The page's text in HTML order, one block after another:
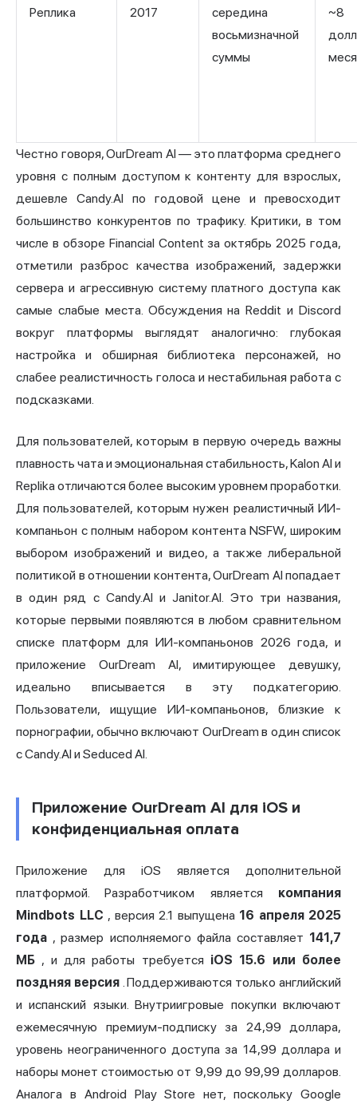
Реплика 2017
середина
восьмизначной
суммы
~8
Честно говоря, OurDream AI — это платформа среднего
уровня с полным доступом к контенту для взрослых,
дешевле Candy.AI по годовой цене и превосходит
большинство конкурентов по трафику. Критики, в том
числе в обзоре Financial Content за октябрь 2025 года,
отметили разброс качества изображений, задержки
сервера и агрессивную систему платного доступа как
самые слабые места. Обсуждения на Reddit и Discord
вокруг платформы выглядят аналогично: глубокая
настройка и обширная библиотека персонажей, но
слабее реалистичность голоса и нестабильная работа с
подсказками.
Для пользователей, которым в первую очередь важны
плавность чата и эмоциональная стабильность, Kalon AI и
Replika отличаются более высоким уровнем проработки.
Для пользователей, которым нужен реалистичный ИИ-
компаньон с полным набором контента NSFW, широким
выбором изображений и видео, а также либеральной
политикой в отношении контента, OurDream AI попадает
в один ряд с Candy.AI и Janitor.AI. Это три названия,
которые первыми появляются в любом сравнительном
списке платформ для ИИ-компаньонов 2026 года, и
приложение OurDream AI, имитирующее девушку,
идеально вписывается в эту подкатегорию.
Пользователи, ищущие ИИ-компаньонов, близкие к
порнографии, обычно включают OurDream в один список
с Candy.AI и Seduced AI.
Приложение OurDream AI для iOS и
конфиденциальная оплата
Приложение для iOS является дополнительной
платформой. Разработчиком является компания
Mindbots LLC , версия 2.1 выпущена 16 апреля 2025
года , размер исполняемого файла составляет 141,7
МБ , и для работы требуется iOS 15.6 или более
поздняя версия. Поддерживаются только английский
и испанский языки. Внутриигровые покупки включают
ежемесячную премиум-подписку за 24,99 доллара,
уровень неограниченного доступа за 14,99 доллара и
наборы монет стоимостью от 9,99 до 99,99 долларов.
Аналога в Android Play Store нет, поскольку Google